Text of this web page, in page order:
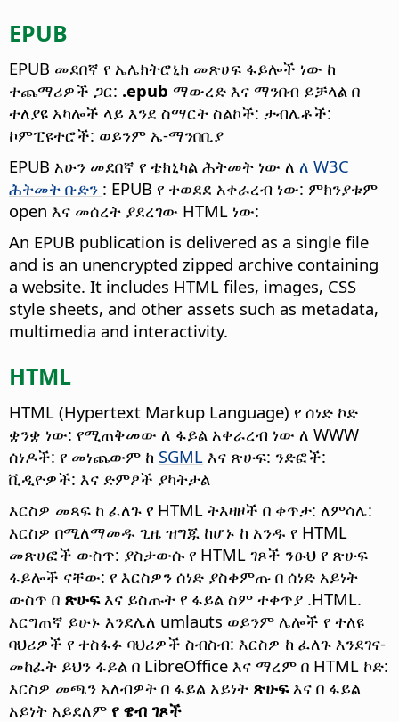
EPUB
EPUB መደበኛ የ ኤሌክትሮኒክ መጽሀፍ ፋይሎች ነው ከ
ተጨማሪዎች ጋር: .epub ማውረድ እና ማንበብ ይቻላል በ
ተለያዩ አካሎች ላይ እንደ ስማርት ስልኮች: ታብሌቶች:
ኮምፒዩተሮች: ወይንም ኤ-ማንበቢያ
EPUB አሁን መደበኛ የ ቴክኒካል ሕትመት ነው ለ ለ W3C
ሕትመት ቡድን : EPUB የ ተወደደ አቀራረብ ነው: ምክንያቱም
open እና መሰረት ያደረገው HTML ነው:
An EPUB publication is delivered as a single file
and is an unencrypted zipped archive containing
a website. It includes HTML files, images, CSS
style sheets, and other assets such as metadata,
multimedia and interactivity.
HTML
HTML (Hypertext Markup Language) የ ሰነድ ኮድ
ቋንቋ ነው: የሚጠቅመው ለ ፋይል አቀራረብ ነው ለ WWW
ሰነዶች: የ መነጨውም ከ SGML እና ጽሁፍ: ንድፎች:
ቪዲዮዎች: እና ድምፆች ያካትታል
እርስዎ መጻፍ ከ ፈለጉ የ HTML ትእዛዞች በ ቀጥታ: ለምሳሌ:
እርስዎ በሚለማመዱ ጊዜ ዝግጁ ከሆኑ ከ አንዱ የ HTML
መጽሀፎች ውስጥ: ያስታውሱ የ HTML ገጾች ንፁህ የ ጽሁፍ
ፋይሎች ናቸው: የ እርስዎን ሰነድ ያስቀምጡ በ ሰነድ አይነት
ውስጥ በ ጽሁፍእና ይስጡት የ ፋይል ስም ተቀጥያ .HTML.
እርግጠኛ ይሁኑ እንደሌለ umlauts ወይንም ሌሎች የ ተለዩ
ባህሪዎች የ ተስፋፉ ባህሪዎች ስብስብ: እርስዎ ከ ፈለጉ እንደገና-
መከፈት ይህን ፋይል በ LibreOffice እና ማረም በ HTML ኮድ:
እርስዎ መጫን አለብዎት በ ፋይል አይነት ጽሁፍእና በ ፋይል
አይነት አይደለም የ ዌብ ገጾች